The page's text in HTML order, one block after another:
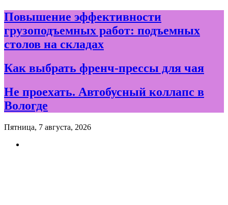
Skip
to
content
Повышение эффективности
грузоподъемных работ: подъемных
столов на складах
Как выбрать френч-прессы для чая
Не проехать. Автобусный коллапс в
Вологде
Пятница, 7 августа, 2026